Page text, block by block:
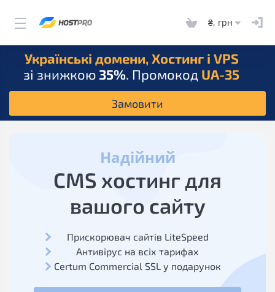
₴, грн
Українські домени, Хостинг і VPS
зі знижкою 35%. Промокод UA-35
Замовити
Надійний
CMS хостинг для
вашого сайту
Прискорювач сайтів LiteSpeed
Антивірус на всіх тарифах
Certum Commercial SSL у подарунок